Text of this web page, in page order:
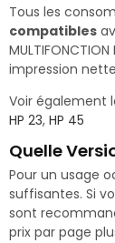
Tous les
compatibles
impression
Voir également
HP 23, HP 45
Quelle
Pour un usage
suffisantes. Si
sont
prix par page